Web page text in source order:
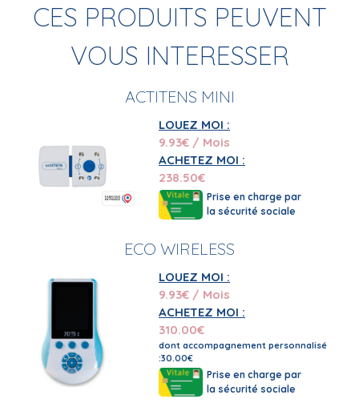
CES PRODUITS PEUVENT
VOUS INTERESSER
ACTITENS MINI
LOUEZ MOI :
9.93€ / Mois
ACHETEZ MOI :
238.50€
Prise en charge par
la sécurité sociale
ECO WIRELESS
LOUEZ MOI :
9.93€ / Mois
ACHETEZ MOI :
310.00€
dont accompagnement personnalisé
:30.00€
Prise en charge par
la sécurité sociale